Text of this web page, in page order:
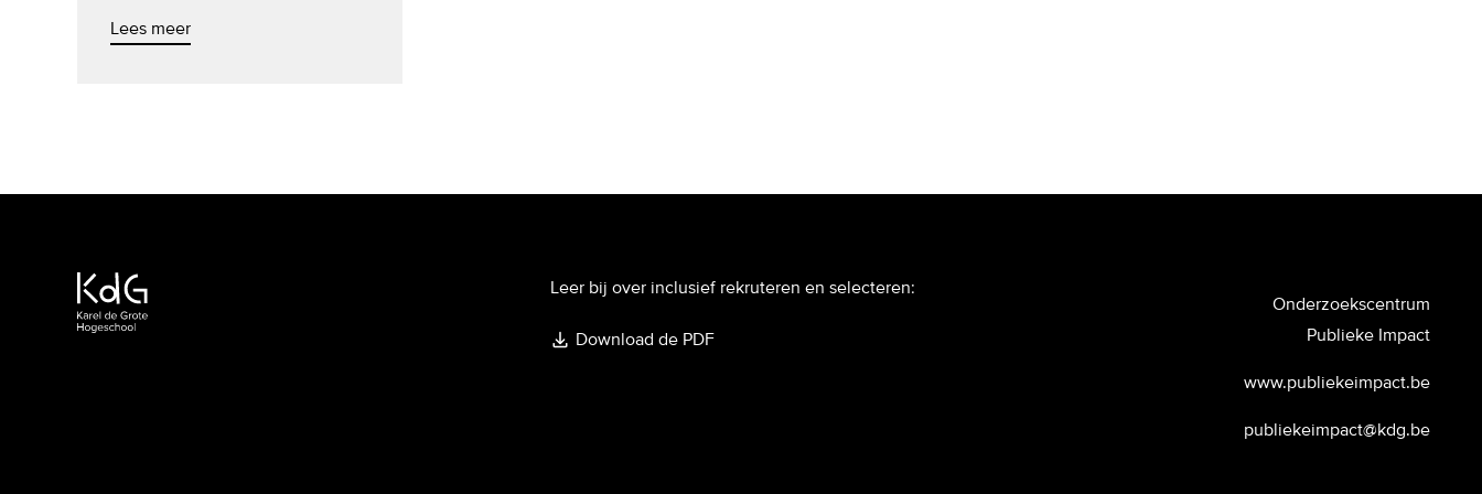
Lees meer
Leer bij over inclusief rekruteren en selecteren:
Download de PDF
Onderzoekscentrum
Publieke Impact
www.publiekeimpact.be
publiekeimpact@kdg.be